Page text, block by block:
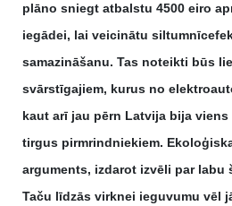
plāno sniegt atbalstu 4500 eiro
iegādei, lai veicinātu
samazināšanu. Tas noteikti būs
svārstīgajiem, kurus no
kaut arī jau pērn Latvija bija
tirgus pirmrindniekiem.
arguments, izdarot izvēli par labu
Taču līdzās virknei ieguvumu vēl